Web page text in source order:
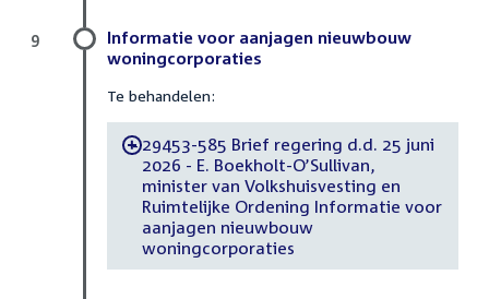
Informatie voor aanjagen nieuwbouw
woningcorporaties
Te behandelen:
-29453-585 Brief regering d.d. 25 juni
2026 - E. Boekholt-O’Sullivan,
minister van Volkshuisvesting en
Ruimtelijke Ordening Informatie voor
aanjagen nieuwbouw
woningcorporaties
9